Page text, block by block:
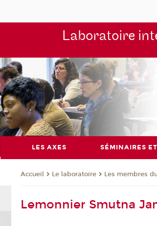
Laboratoire
LES AXES SÉMINAIRES
Accueil Le laboratoire Les membres
Lemonnier Smutna